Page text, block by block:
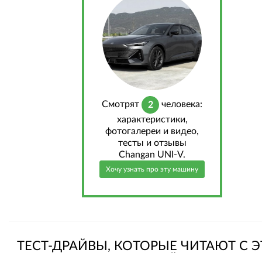
Cмотрят 2
человека:
характеристики,
фотогалереи и видео,
тесты и отзывы
Changan UNI-V.
Хочу узнать про эту машину
ТЕСТ-ДРАЙВЫ, КОТОРЫЕ ЧИТАЮТ С